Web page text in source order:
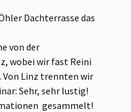
Dachterrasse das
von der
wobei wir fast Reini
Von Linz trennten wir
Sehr, sehr lustig!
gesammelt!